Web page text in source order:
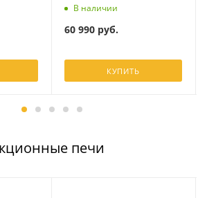
В наличии
60 990руб.
КУПИТЬ
печи